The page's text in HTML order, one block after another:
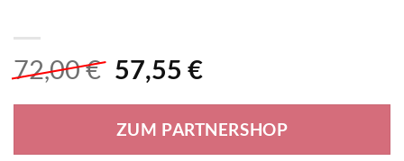
72,00€ Ursprünglicher
war:
72,00 €
57,55 €Aktueller
ist:
57,55 €.
ZUM PARTNERSHOP